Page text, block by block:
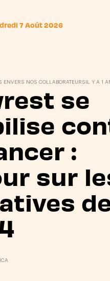
7 Août 2026
ENVERS NOS COLLABORATEURS IL Y A 1
se
:
sur